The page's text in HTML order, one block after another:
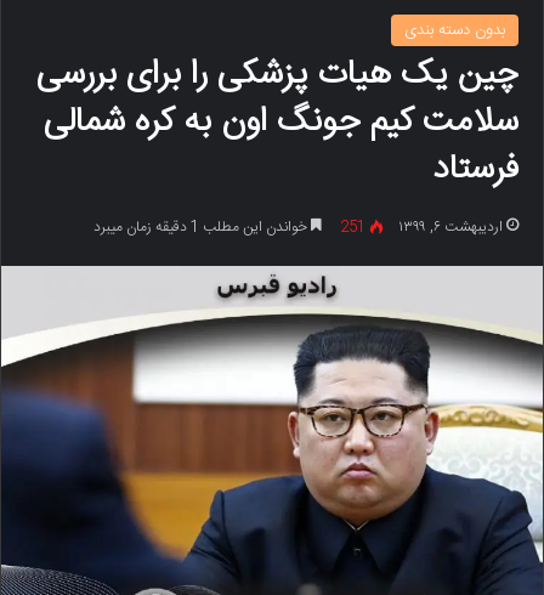
بدون دسته بندی
چین یک هیات پزشکی را برای بررسی
سلامت کیم جونگ اون به کره شمالی
فرستاد
اردیبهشت ۶, ۱۳۹۹ 251 خواندن این مطلب 1 دقیقه زمان میبرد